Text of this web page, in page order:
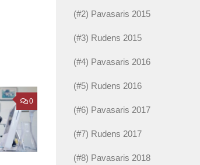
0
(#2) Pavasaris 2015
(#3) Rudens 2015
(#4) Pavasaris 2016
(#5) Rudens 2016
(#6) Pavasaris 2017
(#7) Rudens 2017
(#8) Pavasaris 2018